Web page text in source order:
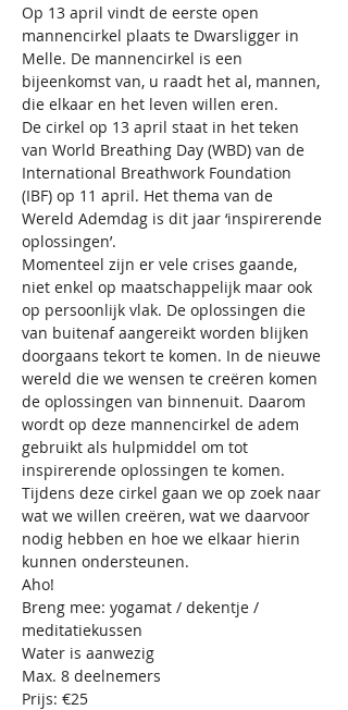
Op 13 april vindt de eerste open
mannencirkel plaats te Dwarsligger in
Melle. De mannencirkel is een
bijeenkomst van, u raadt het al, mannen,
die elkaar en het leven willen eren.
De cirkel op 13 april staat in het teken
van World Breathing Day (WBD) van de
International Breathwork Foundation
(IBF) op 11 april. Het thema van de
Wereld Ademdag is dit jaar ‘inspirerende
oplossingen’.
Momenteel zijn er vele crises gaande,
niet enkel op maatschappelijk maar ook
op persoonlijk vlak. De oplossingen die
van buitenaf aangereikt worden blijken
doorgaans tekort te komen. In de nieuwe
wereld die we wensen te creëren komen
de oplossingen van binnenuit. Daarom
wordt op deze mannencirkel de adem
gebruikt als hulpmiddel om tot
inspirerende oplossingen te komen.
Tijdens deze cirkel gaan we op zoek naar
wat we willen creëren, wat we daarvoor
nodig hebben en hoe we elkaar hierin
kunnen ondersteunen.
Aho!
Breng mee: yogamat / dekentje /
meditatiekussen
Water is aanwezig
Max. 8 deelnemers
Prijs: €25